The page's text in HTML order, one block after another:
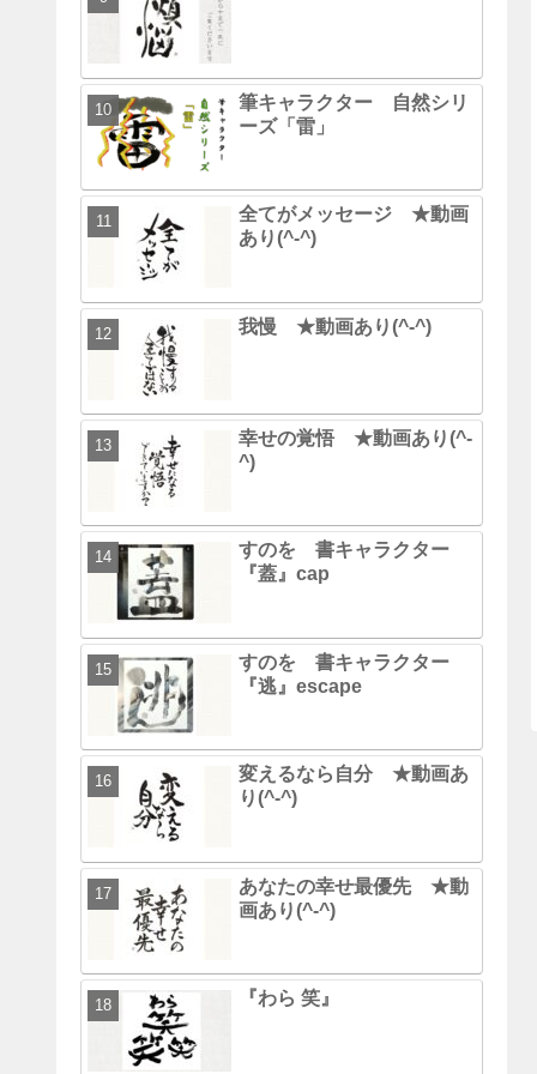
筆キャラクター 自然シリ
ーズ「雷」
全てがメッセージ ★動画
あり(^-^)
我慢 ★動画あり(^-^)
幸せの覚悟 ★動画あり(^-
^)
すのを 書キャラクター
『蓋』cap
すのを 書キャラクター
『逃』escape
変えるなら自分 ★動画あ
り(^-^)
あなたの幸せ最優先 ★動
画あり(^-^)
『わら 笑』